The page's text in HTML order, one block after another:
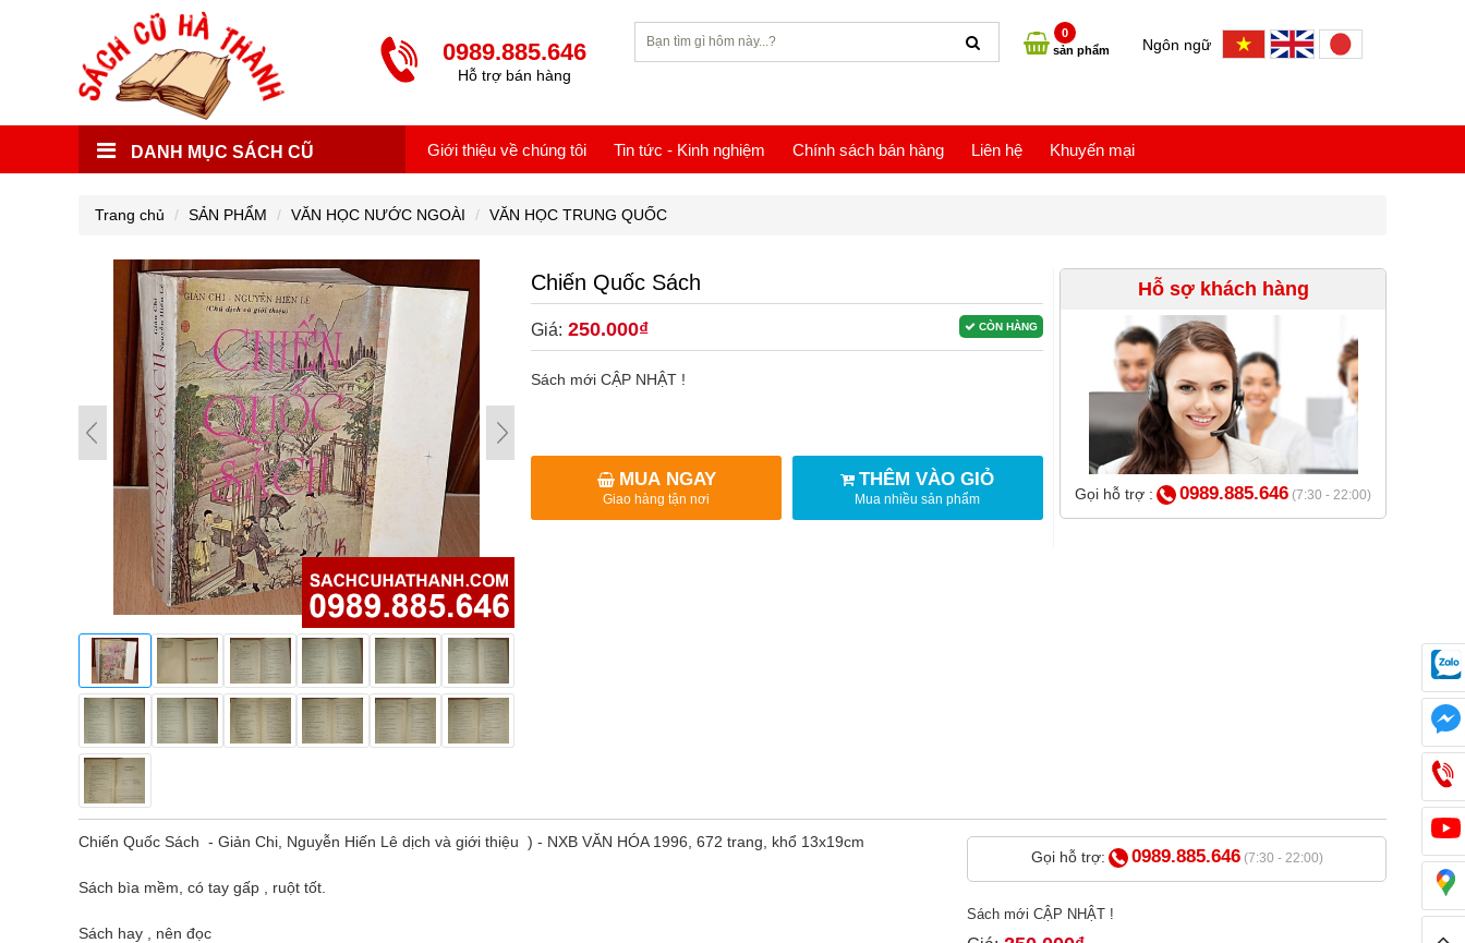
0989.885.646
Hỗ trợ bán hàng
0
sản phẩm
Ngôn ngữ
DANH MỤC SÁCH CŨ Giới thiệu về chúng tôi Tin tức - Kinh nghiệm Chính sách bán hàng Liên hệ Khuyến mại
Trang chủ SẢN PHẨM VĂN HỌC NƯỚC NGOÀI VĂN HỌC TRUNG QUỐC
Chiến Quốc Sách
CÒN HÀNG
Giá: 250.000₫
Sách mới CẬP NHẬT !
MUA NGAY
Giao hàng tận nơi
THÊM VÀO GIỎ
Mua nhiều sản phẩm
Hỗ sợ khách hàng
Gọi hỗ trợ : 0989.885.646 (7:30 - 22:00)
Chiến Quốc Sách - Giản Chi, Nguyễn Hiến Lê dịch và giới thiệu ) - NXB VĂN HÓA 1996, 672 trang, khổ 13x19cm
Sách bìa mềm, có tay gấp , ruột tốt.
Sách hay , nên đọc
Gọi hỗ trợ: 0989.885.646 (7:30 - 22:00)
Sách mới CẬP NHẬT !